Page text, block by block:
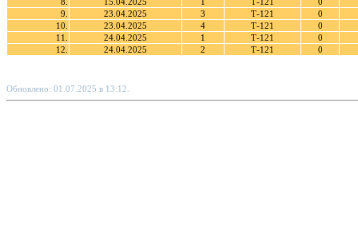
9.
23.04.2025 3 Т-121
0
10.
23.04.2025 4 Т-121
0
11.
24.04.2025 1 Т-121
0
12.
24.04.2025 2 Т-121 0
Обновлено: 01.07.2025 в 13:12.